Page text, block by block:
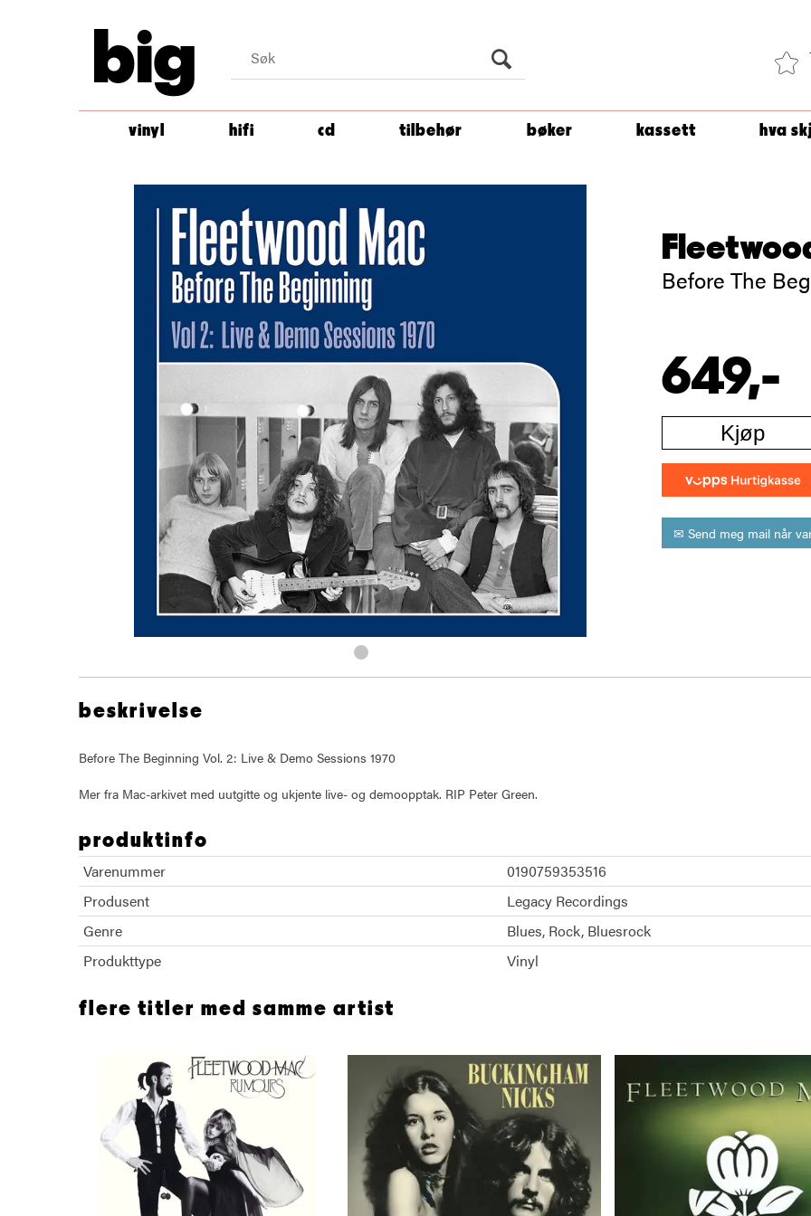
big
vinyl hifi cd tilbehør bøker kassett hva
Before The
649,-
Kjøp
✉ Send meg mail når
beskrivelse
Before The Beginning Vol. 2: Live & Demo Sessions 1970
Mer fra Mac-arkivet med uutgitte og ukjente live- og demoopptak. RIP Peter Green.
produktinfo
Varenummer
0190759353516
Produsent
Legacy Recordings
Genre
Blues Rock Bluesrock
Produkttype
Vinyl
flere titler med samme artist